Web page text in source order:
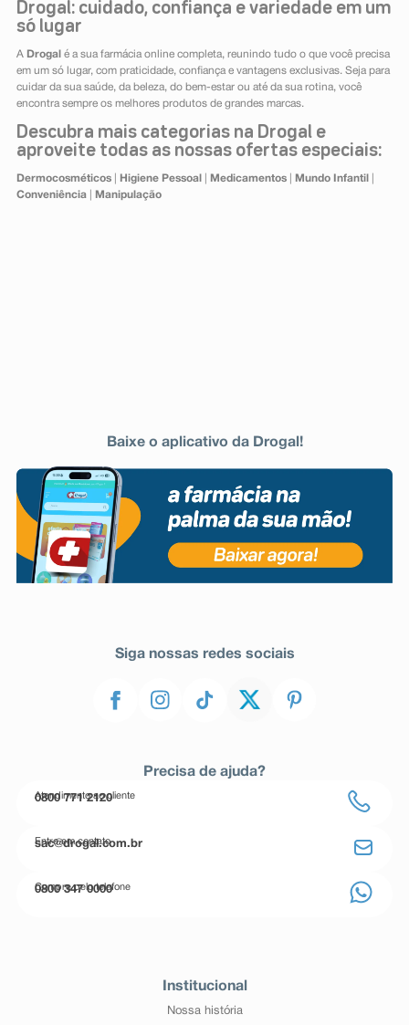
Drogal: cuidado, confiança e variedade em um
só lugar
A Drogal é a sua farmácia online completa, reunindo tudo o que você precisa
em um só lugar, com praticidade, confiança e vantagens exclusivas. Seja para
cuidar da sua saúde, da beleza, do bem-estar ou até da sua rotina, você
encontra sempre os melhores produtos de grandes marcas.
Descubra mais categorias na Drogal e
aproveite todas as nossas ofertas especiais:
Dermocosméticos| Higiene Pessoal Medicamentos| Mundo Infantil
Conveniência| Manipulação
Baixe o aplicativo da Drogal!
Siga nossas redes sociais
Precisa de ajuda?
Atendimento ao cliente
0800 771 2120
Entre em contato
sac@drogal.com.br
Compre pelo telefone
0800 347 0000
Institucional
Nossa história